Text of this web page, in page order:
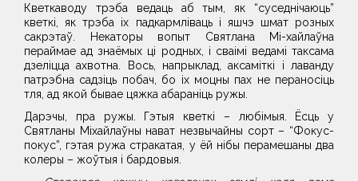
Кветкаводу трэба ведаць аб тым, як “суседнічаюць”
кветкі, як трэба іх падкармліваць і яшчэ шмат розных
сакрэтаў. Некаторы вопыт Святлана Мі-хайлаўна
пераймае ад знаёмых ці родных, і сваімі ведамі таксама
дзеліцца ахвотна. Вось, напрыклад, аксаміткі і лаванду
патрэбна садзіць побач, бо іх моцны пах не пераносіць
тля, ад якой бывае цяжка абараніць ружы.
Дарэчы, пра ружы. Гэтыя кветкі – любімыя. Ёсць у
Святланы Міхайлаўны нават незвычайны сорт – “Фокус-
покус”, гэтая ружа стракатая, у ёй нібы перамешаны два
колеры – жоўтыя і бардовыя.